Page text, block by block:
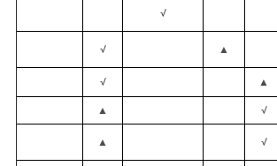
√
▲
√
▲
√
√
▲
√
▲